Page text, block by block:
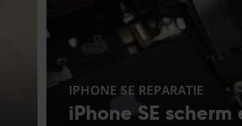
IPHONE SE REPARATIE
iPhone SE